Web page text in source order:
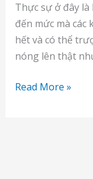
Thực sự ở đây
đến mức mà
hết và có thể
nóng lên thật
Một
Read More »